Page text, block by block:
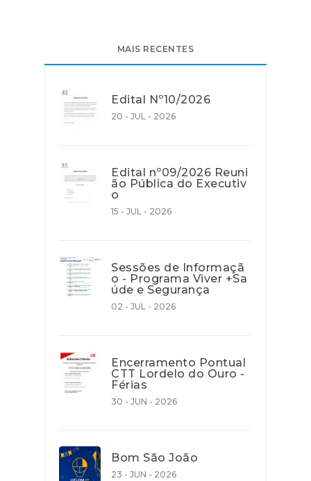
MAIS RECENTES
Edital Nº10/2026
20 - JUL - 2026
Edital nº09/2026 Reuni
ão Pública do Executiv
o
15 - JUL - 2026
Sessões de Informaçã
o - Programa Viver +Sa
úde e Segurança
02 - JUL - 2026
Encerramento Pontual
CTT Lordelo do Ouro -
Férias
30 - JUN - 2026
Bom São João
23 - JUN - 2026